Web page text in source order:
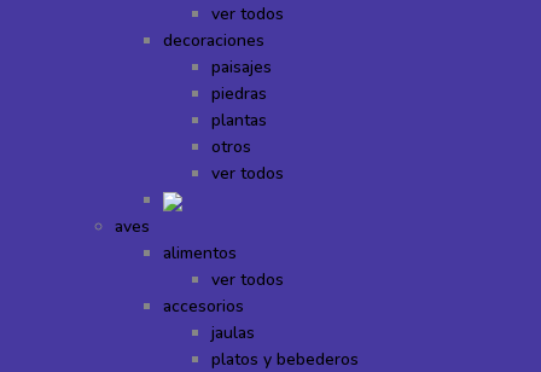
ver todos
decoraciones
paisajes
piedras
plantas
otros
ver todos
aves
alimentos
ver todos
accesorios
jaulas
platos y bebederos